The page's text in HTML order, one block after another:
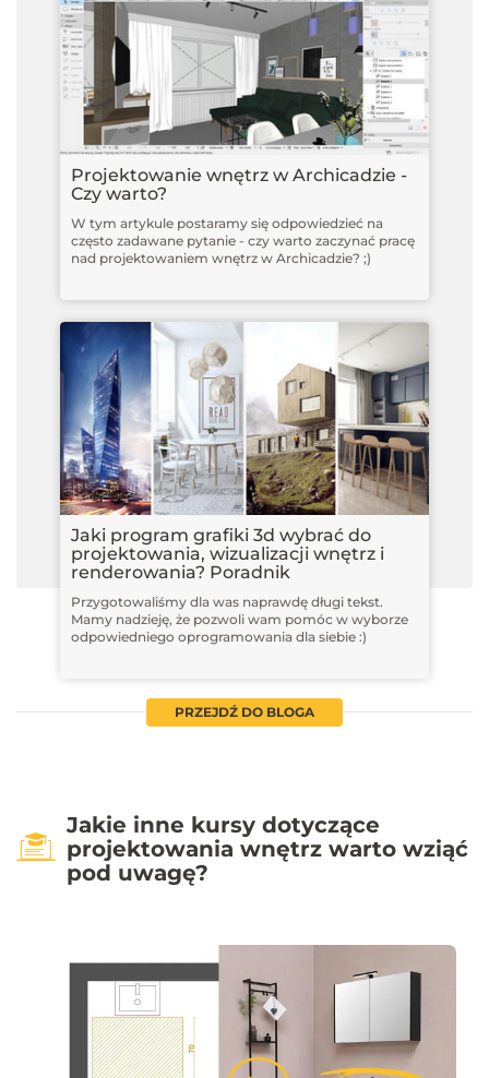
Projektowanie wnętrz w Archicadzie -
Czy warto?
W tym artykule postaramy się odpowiedzieć na
często zadawane pytanie - czy warto zaczynać pracę
nad projektowaniem wnętrz w Archicadzie? ;)
Jaki program grafiki 3d wybrać do
projektowania, wizualizacji wnętrz i
renderowania? Poradnik
Przygotowaliśmy dla was naprawdę długi tekst.
Mamy nadzieję, że pozwoli wam pomóc w wyborze
odpowiedniego oprogramowania dla siebie :)
PRZEJDŹ DO BLOGA
Jakie inne kursy dotyczące
projektowania wnętrz warto wziąć
pod uwagę?